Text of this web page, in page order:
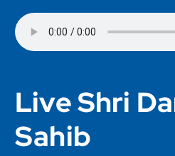
Live Shri
Sahib